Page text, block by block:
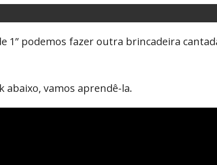
1” podemos fazer outra brincadeira
abaixo, vamos aprendê-la.